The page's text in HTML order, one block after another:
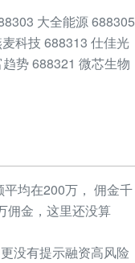
大全能源 688305
科技 688313 仕佳光
势 688321 微芯生物
均在200万， 佣金千
佣金，这里还没算
没有提示融资高风险